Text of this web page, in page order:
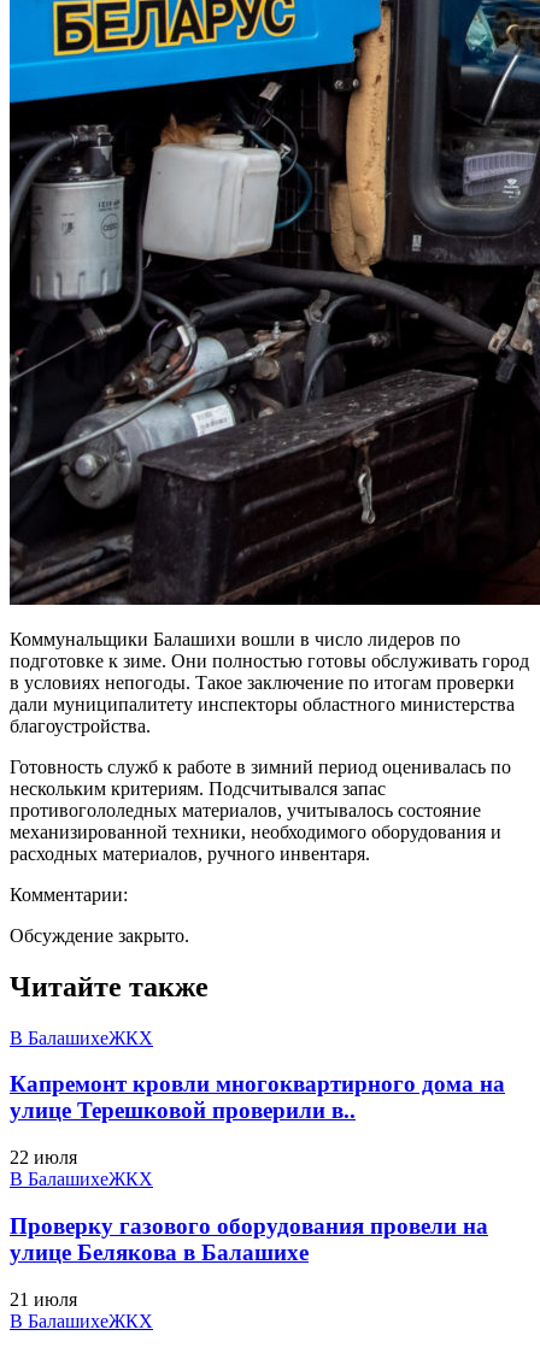
Коммунальщики Балашихи вошли в число лидеров по
подготовке к зиме. Они полностью готовы обслуживать город
в условиях непогоды. Такое заключение по итогам проверки
дали муниципалитету инспекторы областного министерства
благоустройства.
Готовность служб к работе в зимний период оценивалась по
нескольким критериям. Подсчитывался запас
противогололедных материалов, учитывалось состояние
механизированной техники, необходимого оборудования и
расходных материалов, ручного инвентаря.
Комментарии:
Обсуждение закрыто.
Читайте также
В БалашихеЖКХ
Капремонт кровли многоквартирного дома на
улице Терешковой проверили в..
22 июля
В БалашихеЖКХ
Проверку газового оборудования провели на
улице Белякова в Балашихе
21 июля
В БалашихеЖКХ